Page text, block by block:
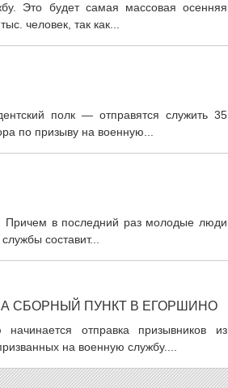
Это будет самая массовая осенняя
человек, так как...
полк — отправятся служить 35
по призыву на военную...
Причем в последний раз молодые люди
составит...
СБОРНЫЙ ПУНКТ В ЕГОРШИНО
отправка призывников из
на военную службу....